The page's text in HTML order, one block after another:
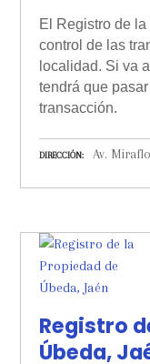
El Registro de
control de las
localidad. Si va
tendrá que
transacción.
DIRECCIÓN Av.
Registro
Úbeda,